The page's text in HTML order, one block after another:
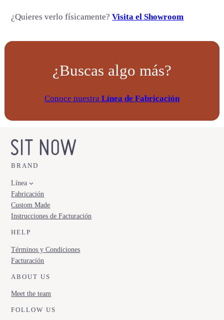
¿Quieres verlo físicamente?Visita el Showroom
¿Buscas algo más?
Conoce nuestra Línea de Fabricación
BRAND
Línea
Fabricación
Custom Made
Instrucciones de Facturación
HELP
Términos y Condiciones
Facturación
ABOUT US
Meet the team
FOLLOW US